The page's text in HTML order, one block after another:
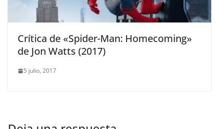
Crítica de «Spider-Man: Homecoming»
de Jon Watts (2017)
5 julio, 2017